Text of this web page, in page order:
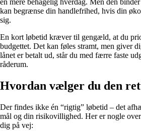
en mere behagelig hverdag. Men den
kan begrænse din handlefrihed, hvis din
sig.
En kort løbetid kræver til gengæld, at du
budgettet. Det kan føles stramt, men giver
lånet er betalt ud, står du med færre faste
råderum.
Hvordan vælger du den
Der findes ikke én “rigtig” løbetid – det
mål og din risikovillighed. Her er nogle
dig på vej: